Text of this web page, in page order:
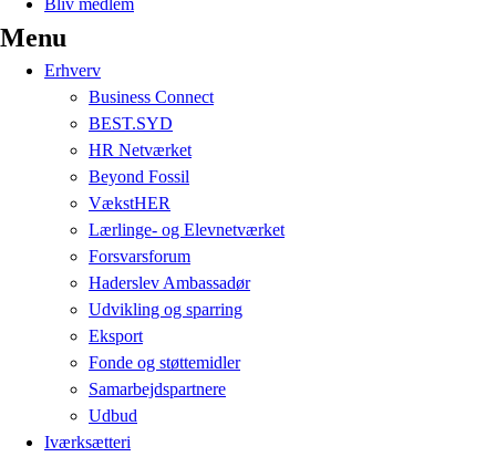
Menu
Erhverv
Business Connect
BEST.SYD
HR Netværket
Beyond Fossil
VækstHER
Lærlinge- og Elevnetværket
Forsvarsforum
Haderslev Ambassadør
Udvikling og sparring
Eksport
Fonde og støttemidler
Samarbejdspartnere
Udbud
Iværksætteri